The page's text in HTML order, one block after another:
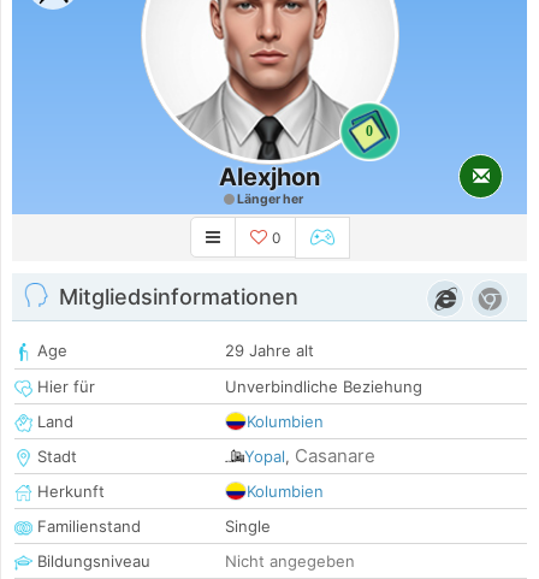
0
Alexjhon
Länger her
0
Mitgliedsinformationen
Age
29 Jahre alt
Hier für
Unverbindliche Beziehung
Land
Kolumbien
Stadt
Yopal, Casanare
Herkunft
Kolumbien
Familienstand
Single
Bildungsniveau
Nicht angegeben